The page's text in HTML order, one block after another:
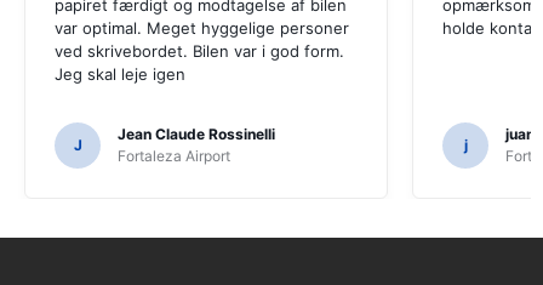
papiret færdigt og modtagelse af bilen
var optimal. Meget hyggelige personer
ved skrivebordet. Bilen var i god form.
Jeg skal leje igen
J
Jean Claude Rossinelli
Fortaleza Airport
holde
j
juan